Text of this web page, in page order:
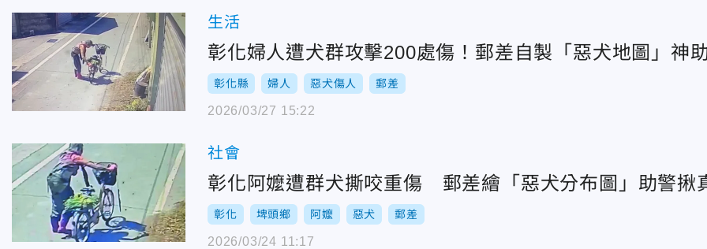
生活
彰化婦人遭犬群攻擊200處傷！郵差自製「惡犬地圖」神
彰化縣 婦人 惡犬傷人 郵差
2026/03/27 15:22
社會
彰化阿嬤遭群犬撕咬重傷 郵差繪「惡犬分布圖」助警揪
彰化 埤頭鄉 阿嬤 惡犬 郵差
2026/03/24 11:17